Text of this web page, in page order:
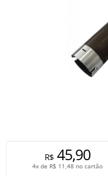
R$45,90
4x de R$ 11,48 no cartão